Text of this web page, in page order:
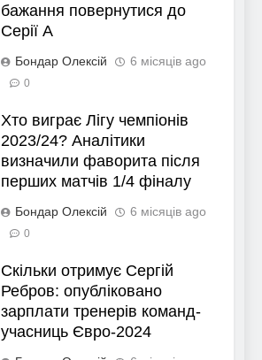
бажання повернутися до
Серії А
Бондар Олексій 6 місяців ago
0
Хто виграє Лігу чемпіонів
2023/24? Аналітики
визначили фаворита після
перших матчів 1/4 фіналу
Бондар Олексій 6 місяців ago
0
Скільки отримує Сергій
Ребров: опубліковано
зарплати тренерів команд-
учасниць Євро-2024